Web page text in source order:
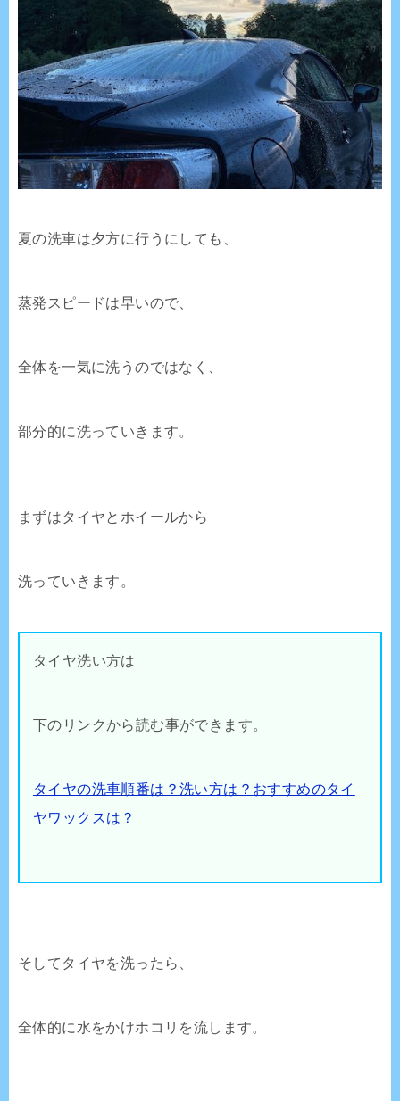
夏の洗車は夕方に行うにしても、
蒸発スピードは早いので、
全体を一気に洗うのではなく、
部分的に洗っていきます。
まずはタイヤとホイールから
洗っていきます。
タイヤ洗い方は
下のリンクから読む事ができます。
タイヤの洗車順番は？洗い方は？おすすめのタイ
ヤワックスは？
そしてタイヤを洗ったら、
全体的に水をかけホコリを流します。